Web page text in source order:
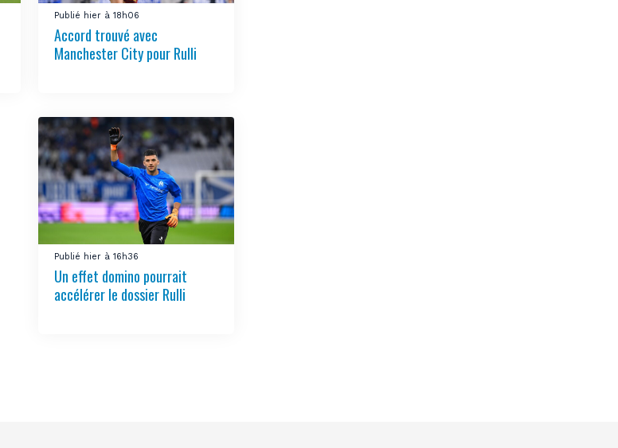
Publié hier à 18h06
Accord trouvé avec
Manchester City pour Rulli
Publié hier à 16h36
Un effet domino pourrait
accélérer le dossier Rulli